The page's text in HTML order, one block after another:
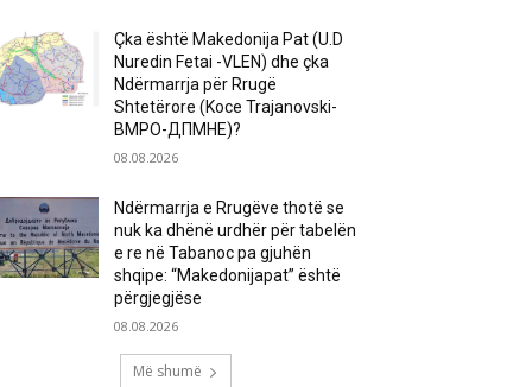
Çka është Makedonija Pat (U.D
Nuredin Fetai -VLEN) dhe çka
Ndërmarrja për Rrugë
Shtetërore (Koce Trajanovski-
ВМРО-ДПМНЕ)?
08.08.2026
Ndërmarrja e Rrugëve thotë se
nuk ka dhënë urdhër për tabelën
e re në Tabanoc pa gjuhën
shqipe: “Makedonijapat” është
përgjegjëse
08.08.2026
Më shumë